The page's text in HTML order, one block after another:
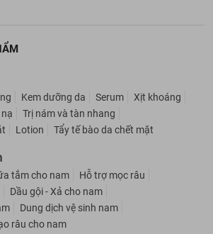
Kem dưỡng da Serum
Xịt khoáng
Trị nám và tàn nhang
Lotion Tẩy tế bào da chết mặt
tắm cho nam
Hỗ trợ mọc râu
Dầu gội - Xả cho nam
Dung dịch vệ sinh nam
râu cho nam